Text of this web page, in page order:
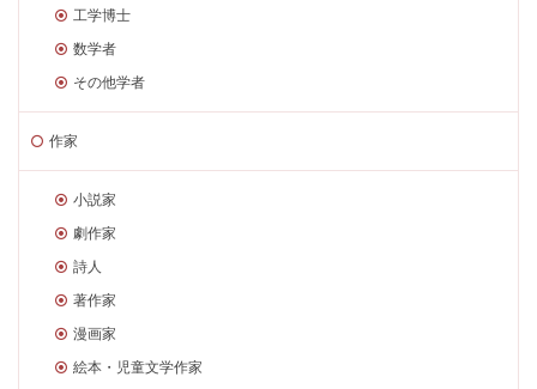
工学博士
数学者
その他学者
作家
小説家
劇作家
詩人
著作家
漫画家
絵本・児童文学作家